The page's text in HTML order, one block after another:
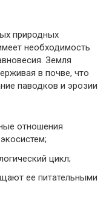
природных
необходимость
Земля
в почве, что
паводков и эрозии
отношения
цикл;
ее питательными